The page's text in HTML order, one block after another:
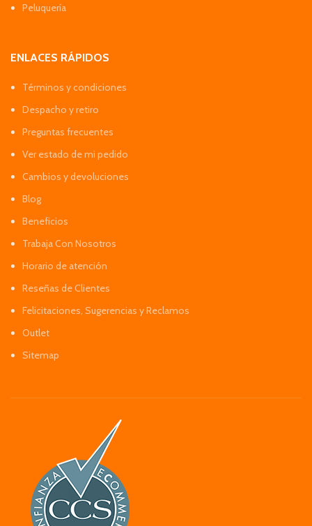
Peluquería
ENLACES RÁPIDOS
Términos y condiciones
Despacho y retiro
Preguntas frecuentes
Ver estado de mi pedido
Cambios y devoluciones
Blog
Beneficios
Trabaja Con Nosotros
Horario de atención
Reseñas de Clientes
Felicitaciones, Sugerencias y Reclamos
Outlet
Sitemap